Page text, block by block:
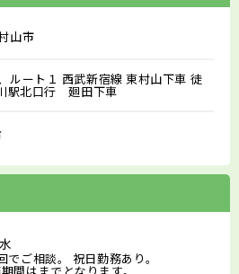
山市
ルート１ 西武新宿線 東村山下車 徒
駅北口行 廻田下車
でご相談。 祝日勤務あり。
間はまでとなります。